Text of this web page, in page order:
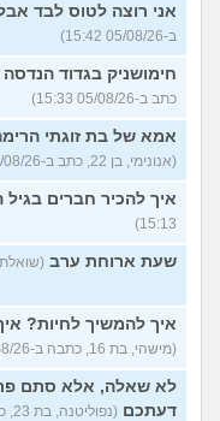
המדרגות בבניין
לעשות?
(אנונימי, בן 34)
שכנה שהפכה למטרד מה
השותפה בחדר לומדת
שותפה אחרת מהדירה
בחדר (דבורה, בת 23)
אני רוצה לטוס לבד
ב-05/08/26 15:42)
חימושניק בגדוד הנדסה
כתב ב-05/08/26 15:33)
אמא של בת זוגתי
(אנונימי, בן 22, כתב ב-05/08/26 15:22)
איך להכיר חברים בגיל
15:13)
שעת ארוחת ערב (שואלת, בת 19, כתבה
איך להמשיך לחיות?
(מישהי, בת 16, כתבה ב-04/08/26 13:05)
לא שאלה, אלא סתם
דעתכם (נפוליטנה, בת 23, כתבה ב-03/08/26 18:04)